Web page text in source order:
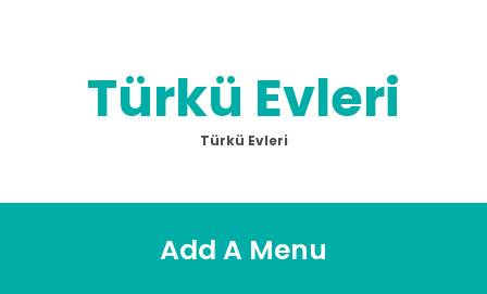
Türkü Evleri
Türkü Evleri
Add A Menu